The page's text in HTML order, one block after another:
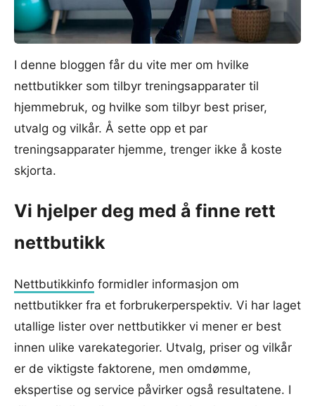
I denne bloggen får du vite mer om hvilke
nettbutikker som tilbyr treningsapparater til
hjemmebruk, og hvilke som tilbyr best priser,
utvalg og vilkår. Å sette opp et par
treningsapparater hjemme, trenger ikke å koste
skjorta.
Vi hjelper deg med å finne rett
nettbutikk
Nettbutikkinfo formidler informasjon om
nettbutikker fra et forbrukerperspektiv. Vi har laget
utallige lister over nettbutikker vi mener er best
innen ulike varekategorier. Utvalg, priser og vilkår
er de viktigste faktorene, men omdømme,
ekspertise og service påvirker også resultatene. I